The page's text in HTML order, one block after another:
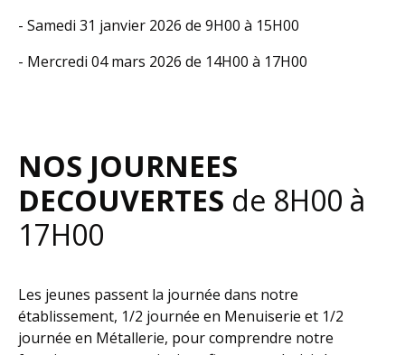
- Samedi 31 janvier 2026 de 9H00 à 15H00
- Mercredi 04 mars 2026 de 14H00 à 17H00
NOS JOURNEES
DECOUVERTES de 8H00 à
17H00
Les jeunes passent la journée dans notre
établissement, 1/2 journée en Menuiserie et 1/2
journée en Métallerie, pour comprendre notre